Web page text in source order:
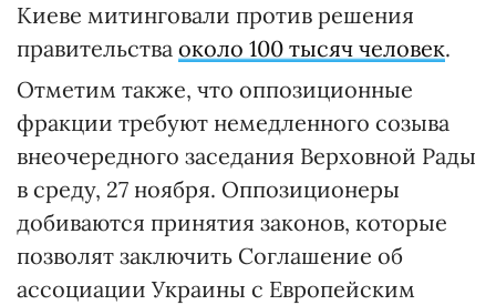
Киеве митинговали против решения
правительства около 100 тысяч человек.
Отметим также, что оппозиционные
фракции требуют немедленного созыва
внеочередного заседания Верховной Рады
в среду, 27 ноября. Оппозиционеры
добиваются принятия законов, которые
позволят заключить Соглашение об
ассоциации Украины с Европейским